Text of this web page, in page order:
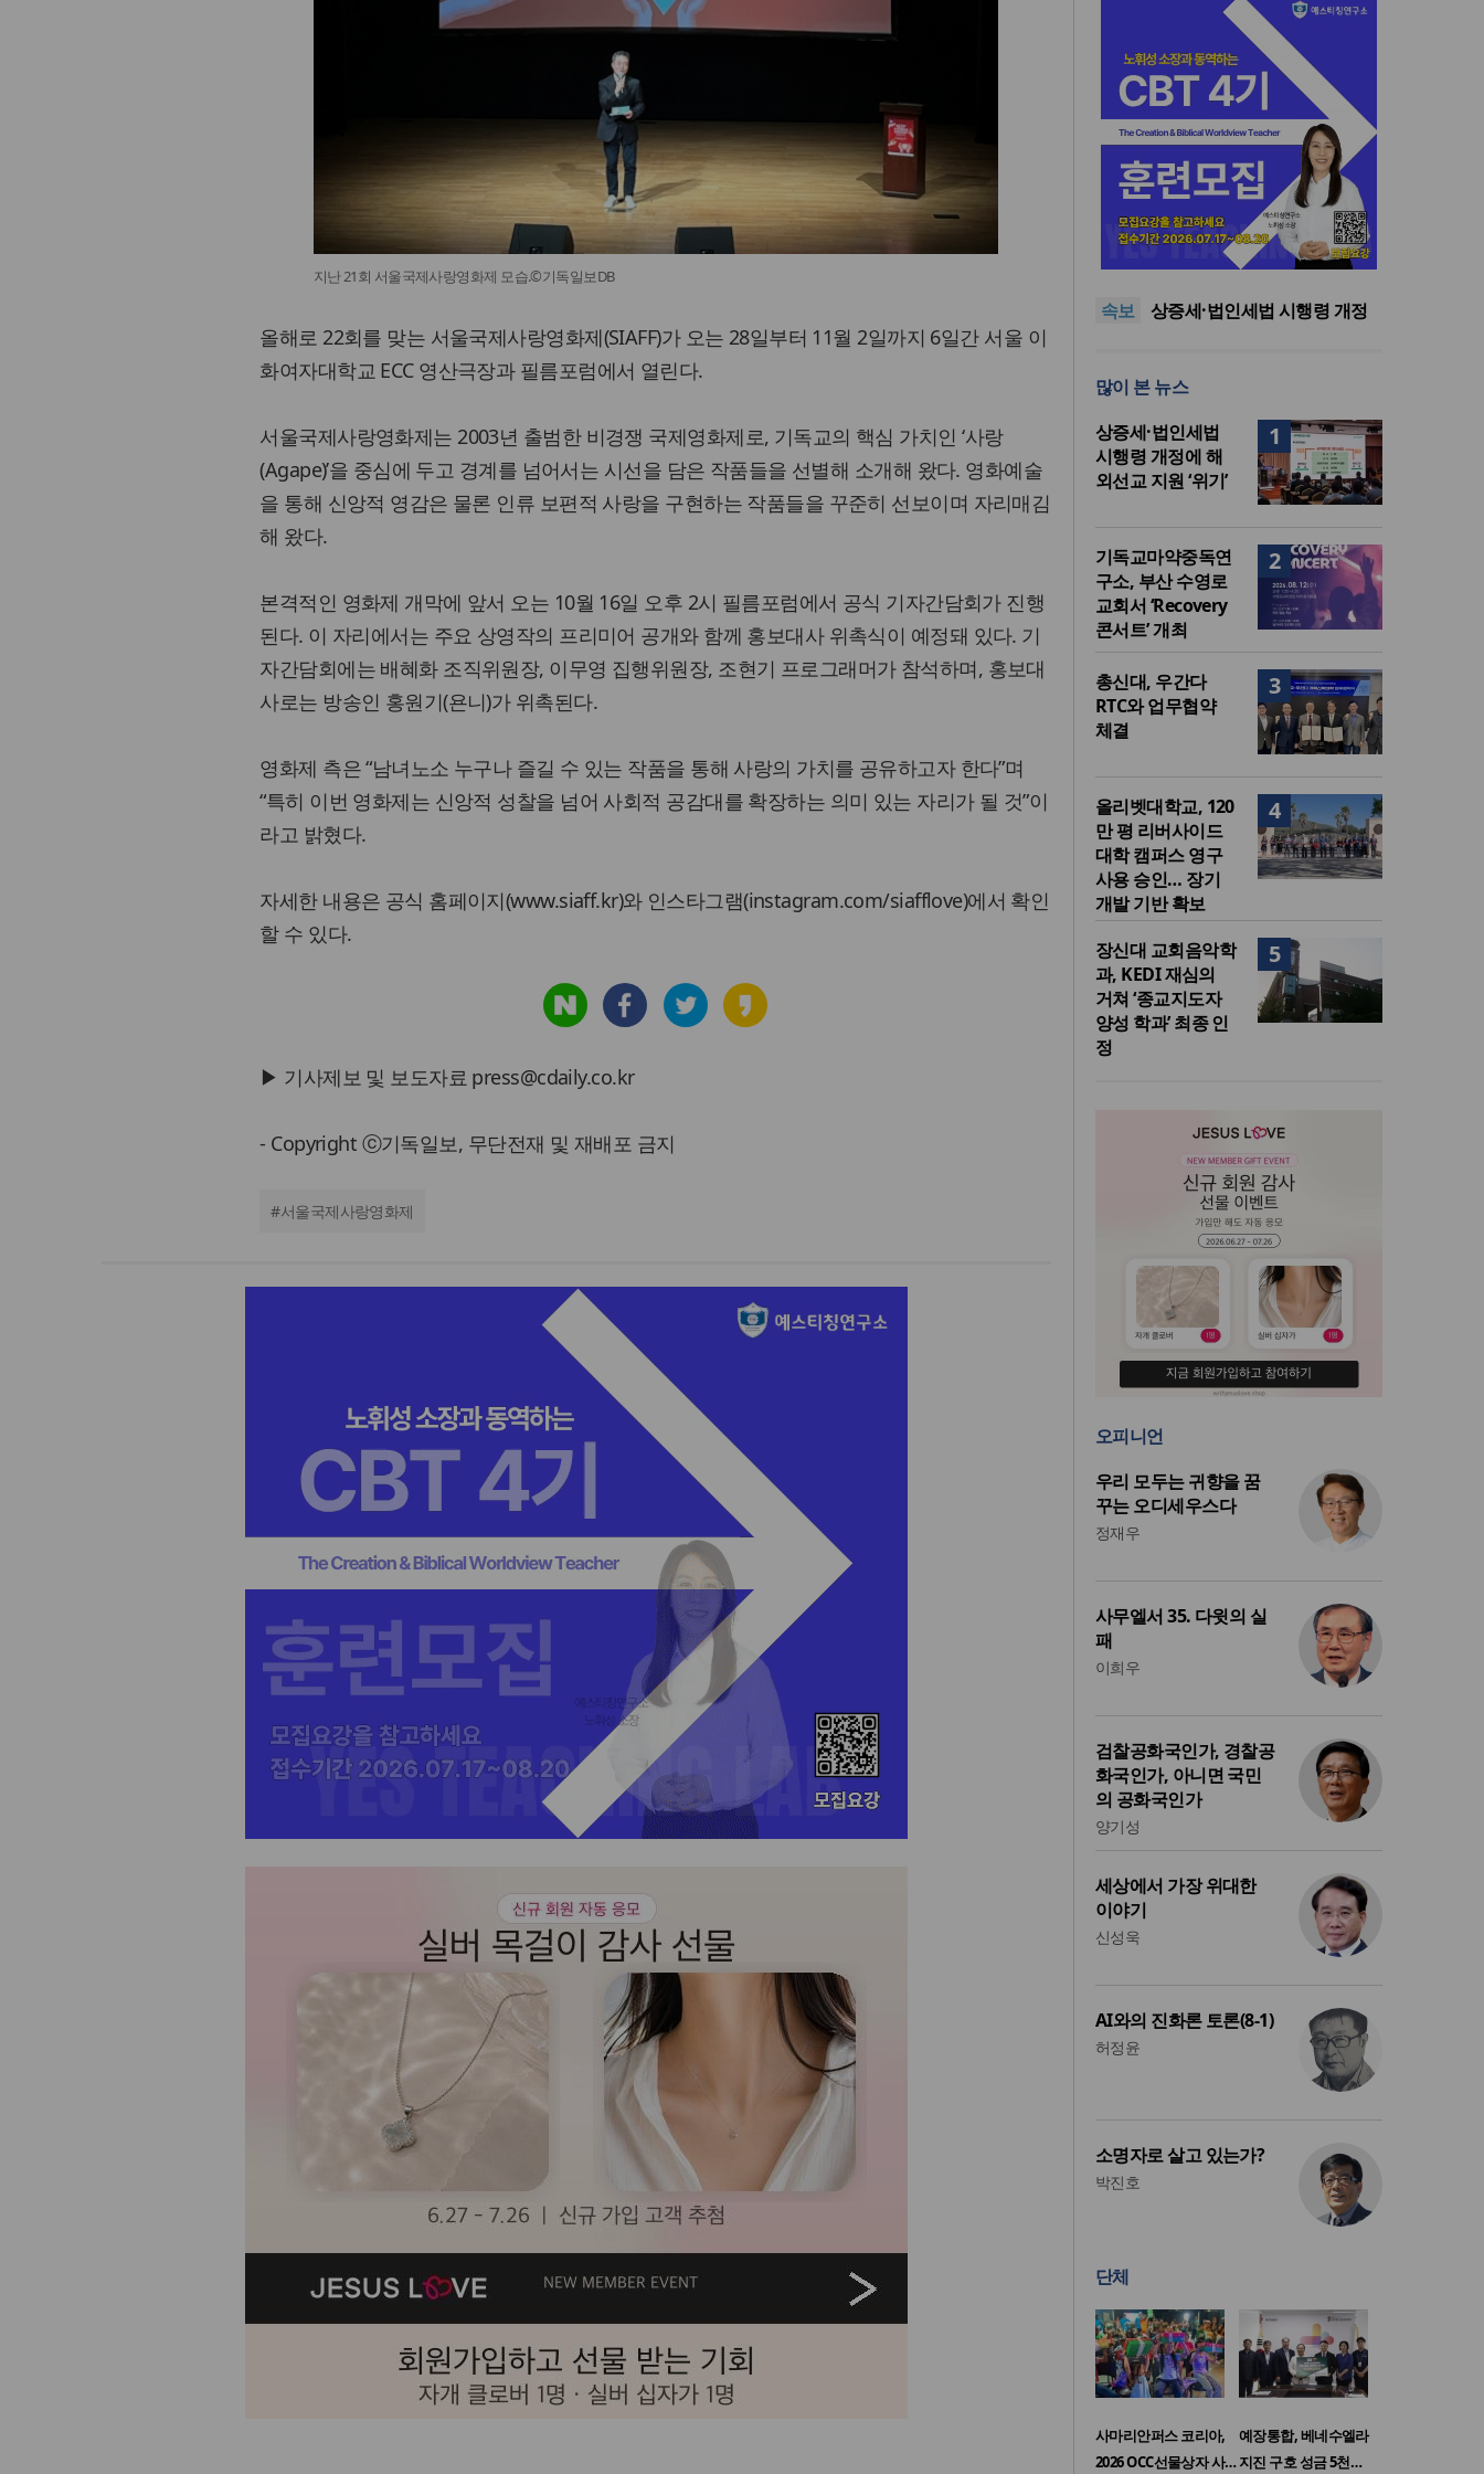
지난 21회 서울국제사랑영화제 모습.©기독일보DB
올해로 22회를 맞는 서울국제사랑영화제(SIAFF)가 오는 28일부터 11월 2일까지 6일간 서울 이
화여자대학교 ECC 영산극장과 필름포럼에서 열린다.
서울국제사랑영화제는 2003년 출범한 비경쟁 국제영화제로, 기독교의 핵심 가치인 ‘사랑
(Agape)’을 중심에 두고 경계를 넘어서는 시선을 담은 작품들을 선별해 소개해 왔다. 영화예술
을 통해 신앙적 영감은 물론 인류 보편적 사랑을 구현하는 작품들을 꾸준히 선보이며 자리매김
해 왔다.
본격적인 영화제 개막에 앞서 오는 10월 16일 오후 2시 필름포럼에서 공식 기자간담회가 진행
된다. 이 자리에서는 주요 상영작의 프리미어 공개와 함께 홍보대사 위촉식이 예정돼 있다. 기
자간담회에는 배혜화 조직위원장, 이무영 집행위원장, 조현기 프로그래머가 참석하며, 홍보대
사로는 방송인 홍원기(욘니)가 위촉된다.
영화제 측은 “남녀노소 누구나 즐길 수 있는 작품을 통해 사랑의 가치를 공유하고자 한다”며
“특히 이번 영화제는 신앙적 성찰을 넘어 사회적 공감대를 확장하는 의미 있는 자리가 될 것”이
라고 밝혔다.
자세한 내용은 공식 홈페이지(www.siaff.kr)와 인스타그램(instagram.com/siafflove)에서 확인
할 수 있다.
▶ 기사제보 및 보도자료 press@cdaily.co.kr
- Copyright ⓒ기독일보, 무단전재 및 재배포 금지
#서울국제사랑영화제
속보
장신대 교회음악학과, KEDI 재
심의 거쳐 ‘종교지도자 양성 학
한인세계선교사회(KWMF) 대
딸이 내 인생을 바꿔”
상증세·법인세법 시행령 개정
인… 장기 개발 기반 확보
심의 거쳐 ‘종교지도자 양성 학
한인세계선교사회(KWMF) 대
표회장 이·취임식 열려
많이 본 뉴스
1
상증세·법인세법
시행령 개정에 해
외선교 지원 ‘위기’
2
기독교마약중독연
구소, 부산 수영로
교회서 ‘Recovery
콘서트’ 개최
3
총신대, 우간다
RTC와 업무협약
체결
4
올리벳대학교, 120
만 평 리버사이드
대학 캠퍼스 영구
사용 승인… 장기
개발 기반 확보
5
장신대 교회음악학
과, KEDI 재심의
거쳐 ‘종교지도자
양성 학과’ 최종 인
정
오피니언
우리 모두는 귀향을 꿈
꾸는 오디세우스다
정재우
사무엘서 35. 다윗의 실
패
이희우
검찰공화국인가, 경찰공
화국인가, 아니면 국민
의 공화국인가
양기성
세상에서 가장 위대한
이야기
신성욱
AI와의 진화론 토론(8-1)
허정윤
소명자로 살고 있는가?
박진호
단체
사마리안퍼스 코리아,
2026 OCC선물상자 사…
예장통합, 베네수엘라
지진 구호 성금 5천…